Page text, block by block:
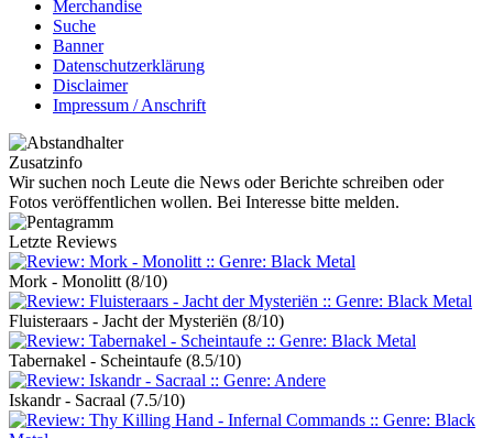
Merchandise
Suche
Banner
Datenschutzerklärung
Disclaimer
Impressum / Anschrift
Zusatzinfo
Wir suchen noch Leute die News oder Berichte schreiben oder
Fotos veröffentlichen wollen. Bei Interesse bitte melden.
Letzte Reviews
Mork - Monolitt (8/10)
Fluisteraars - Jacht der Mysteriën (8/10)
Tabernakel - Scheintaufe (8.5/10)
Iskandr - Sacraal (7.5/10)